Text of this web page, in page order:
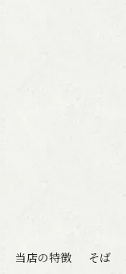
当店の特徴 そば